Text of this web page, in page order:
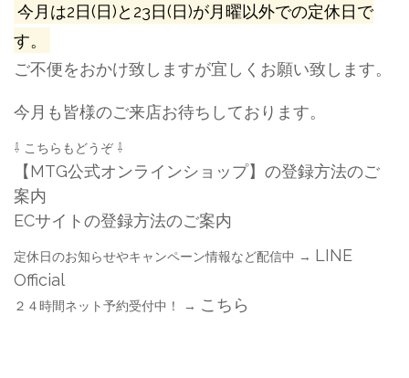
今月は2日(日)と23日(日)が月曜以外での定休日で
す。
ご不便をおかけ致しますが宜しくお願い致します。
今月も皆様のご来店お待ちしております。
⇩ こちらもどうぞ ⇩
【MTG公式オンラインショップ】の登録方法のご
案内
ECサイトの登録方法のご案内
定休日のお知らせやキャンペーン情報など配信中 → LINE
Official
２４時間ネット予約受付中！ → こちら